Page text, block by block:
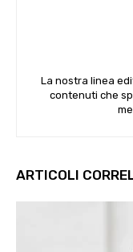
La nostra linea
contenuti che
ARTICOLI